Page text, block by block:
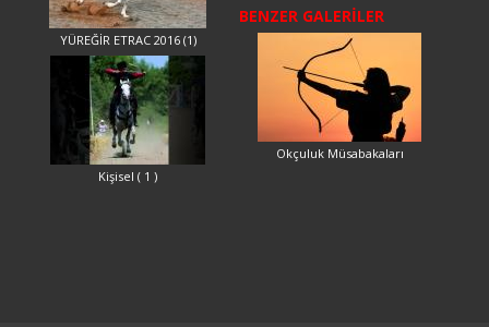
YÜREĞİR ETRAC 2016 (1)
Kişisel ( 1 )
BENZER GALERİLER
Okçuluk Müsabakaları